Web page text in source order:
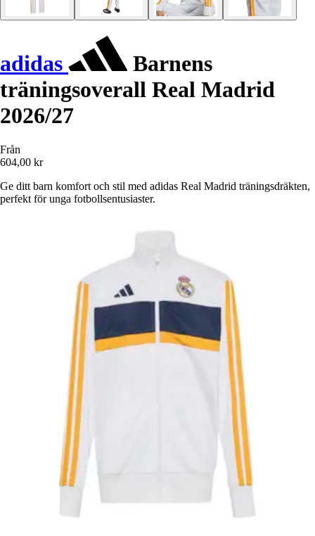
adidas
Barnens
träningsoverall Real Madrid
2026/27
Från
604,00 kr
Ge ditt barn komfort och stil med adidas Real Madrid träningsdräkten,
perfekt för unga fotbollsentusiaster.